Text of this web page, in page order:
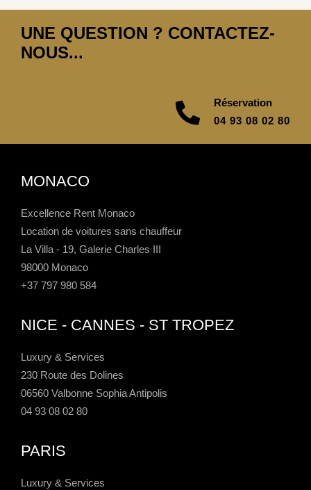
UNE QUESTION ? CONTACTEZ-
NOUS...
Réservation
04 93 08 02 80
MONACO
Excellence Rent Monaco
Location de voitures sans chauffeur
La Villa - 19, Galerie Charles III
98000 Monaco
+37 797 980 584
NICE - CANNES - ST TROPEZ
Luxury & Services
230 Route des Dolines
06560 Valbonne Sophia Antipolis
04 93 08 02 80
PARIS
Luxury & Services